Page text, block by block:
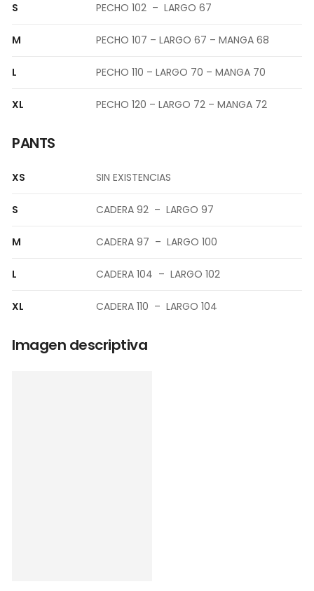
S PECHO 102 – LARGO 67
M PECHO 107 – LARGO 67 – MANGA 68
L PECHO 110 – LARGO 70 – MANGA 70
XL PECHO 120 – LARGO 72 – MANGA 72
PANTS
XS SIN EXISTENCIAS
S CADERA 92 – LARGO 97
M CADERA 97 – LARGO 100
L CADERA 104 – LARGO 102
XL CADERA 110 – LARGO 104
Imagen descriptiva